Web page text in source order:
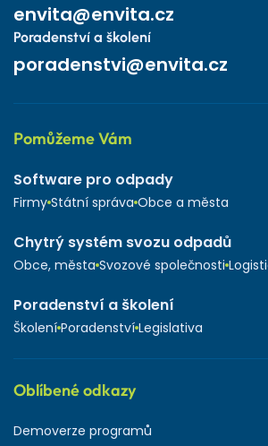
envita@envita.cz
Poradenství a školení
poradenstvi@envita.cz
Pomůžeme Vám
Software pro odpady
Firmy Státní správa Obce a města
Chytrý systém svozu odpadů
Obce, města Svozové společnosti
Poradenství a školení
Školení Poradenství Legislativa
Oblíbené odkazy
Demoverze programů